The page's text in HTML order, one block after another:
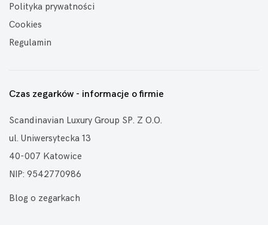
Polityka prywatności
Cookies
Regulamin
Czas zegarków - informacje o firmie
Scandinavian Luxury Group SP. Z O.O.
ul. Uniwersytecka 13
40-007 Katowice
NIP: 9542770986
Blog o zegarkach